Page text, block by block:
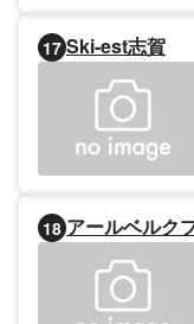
17 Ski-est志賀
18 アールベルク